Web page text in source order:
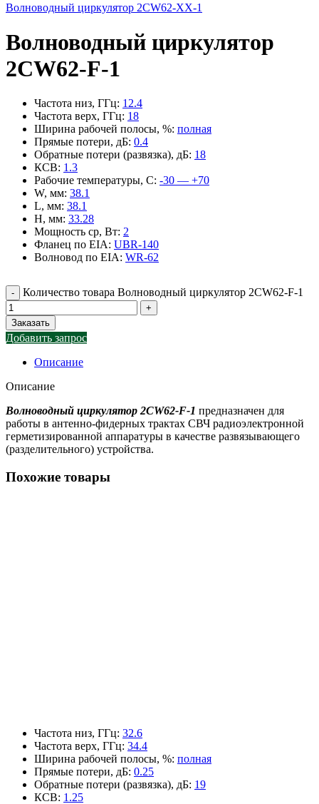
Волноводный циркулятор 2CW62-XX-1
Волноводный циркулятор
2CW62-F-1
Частота низ, ГГц: 12.4
Частота верх, ГГц: 18
Ширина рабочей полосы, %: полная
Прямые потери, дБ: 0.4
Обратные потери (развязка), дБ: 18
КСВ: 1.3
Рабочие температуры, С: -30 — +70
W, мм: 38.1
L, мм: 38.1
H, мм: 33.28
Мощность ср, Вт: 2
Фланец по EIA: UBR-140
Волновод по EIA: WR-62
Количество товара Волноводный циркулятор 2CW62-F-1
Заказать
Добавить запрос
Описание
Описание
Волноводный циркулятор 2CW62-F-1 предназначен для
работы в антенно-фидерных трактах СВЧ радиоэлектронной
герметизированной аппаратуры в качестве развязывающего
(разделительного) устройства.
Похожие товары
Частота низ, ГГц: 32.6
Частота верх, ГГц: 34.4
Ширина рабочей полосы, %: полная
Прямые потери, дБ: 0.25
Обратные потери (развязка), дБ: 19
КСВ: 1.25